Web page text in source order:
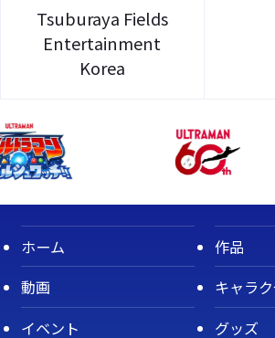
Tsuburaya Fields
Entertainment
Korea
ホーム
作品
動画
キャラ
イベント
グッズ